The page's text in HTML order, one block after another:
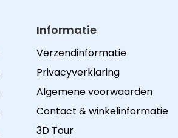
Informatie
Verzendinformatie
Privacyverklaring
Algemene voorwaarden
Contact & winkelinformatie
3D Tour